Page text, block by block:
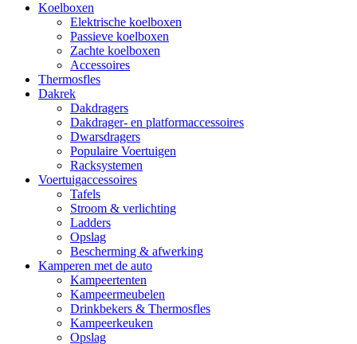
Koelboxen
Elektrische koelboxen
Passieve koelboxen
Zachte koelboxen
Accessoires
Thermosfles
Dakrek
Dakdragers
Dakdrager- en platformaccessoires
Dwarsdragers
Populaire Voertuigen
Racksystemen
Voertuigaccessoires
Tafels
Stroom & verlichting
Ladders
Opslag
Bescherming & afwerking
Kamperen met de auto
Kampeertenten
Kampeermeubelen
Drinkbekers & Thermosfles
Kampeerkeuken
Opslag